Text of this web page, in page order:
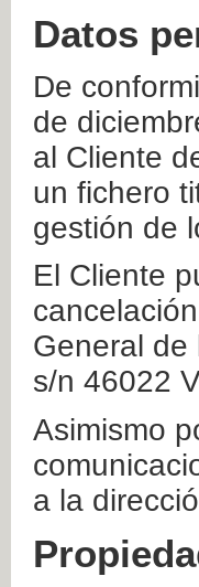
Datos
De
de
al Cliente
un fichero
gestión de
El Cliente
General de
s/n 46022
Asimismo
a la